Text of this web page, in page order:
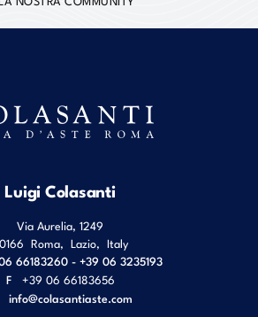
Luigi Colasanti
Via Aurelia, 1249
Roma Lazio Italy
66183260 - +39 06 3235193
F
+39 06 66183656
info@colasantiaste.com